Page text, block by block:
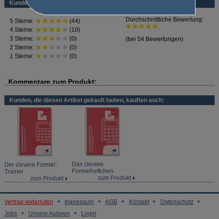
Flächenberechnung
Körperberechnung
Dreisatz
Prozentrechnen
Zinsrechnen
Kundenbewertung
Kunden, die diesen Artikel gekauft haben, kauften auch:
Der clevere Formel-
Trainer
zum Produkt
Das clevere
Formelheftchen
zum Produkt
Vertrag widerrufen Impressum AGB Kontakt
Datenschutz
Jobs
Unsere Autoren Login